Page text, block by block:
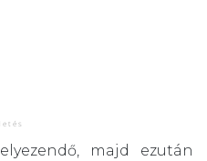
majd ezután